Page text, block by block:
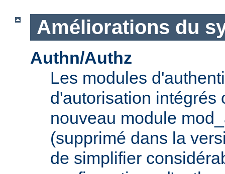
Améliorations du
Authn/Authz
Les modules
d'autorisation intégrés
nouveau module
(supprimé dans la
de simplifier